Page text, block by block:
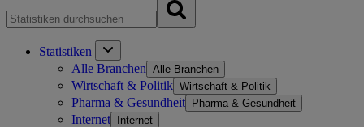
Statistiken
Alle Branchen Alle Branchen
Wirtschaft & Politik Wirtschaft & Politik
Pharma & Gesundheit Pharma & Gesundheit
Internet Internet